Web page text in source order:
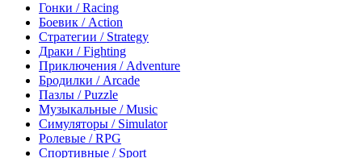
Гонки / Racing
Боевик / Action
Стратегии / Strategy
Драки / Fighting
Приключения / Adventure
Бродилки / Arcade
Пазлы / Puzzle
Музыкальные / Music
Симуляторы / Simulator
Ролевые / RPG
Спортивные / Sport